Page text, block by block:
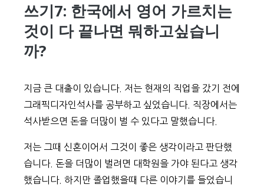
쓰기7: 한국에서 영어 가르치는
것이 다 끝나면 뭐하고싶습니
까?
지금 큰 대출이 있습니다. 저는 현재의 직업을 갔기 전에
그래픽디자인석사를 공부하고 싶었습니다. 직장에서는
석사받으면 돈을 더많이 벌 수 있다고 말했습니다.
저는 그때 신혼이어서 그것이 좋은 생각이라고 판단했
습니다. 돈을 더많이 벌려면 대학원을 가야 된다고 생각
했습니다. 하지만 졸업했을때 다른 이야기를 들었습니